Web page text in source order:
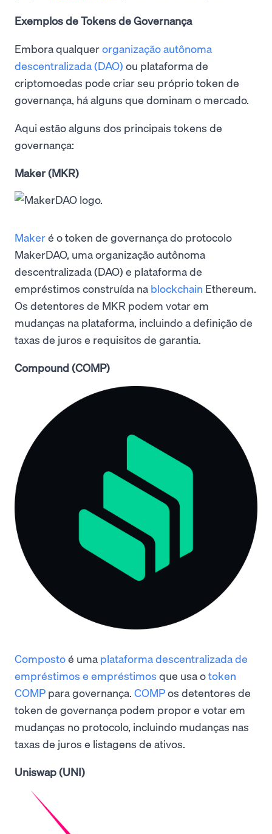
Exemplos de Tokens de Governança
Embora qualquerorganização autônoma
descentralizada (DAO) ou plataforma de
criptomoedas pode criar seu próprio token de
governança, há alguns que dominam o mercado.
Aqui estão alguns dos principais tokens de
governança:
Maker (MKR)
Makeré o token de governança do protocolo
MakerDAO, uma organização autônoma
descentralizada (DAO) e plataforma de
empréstimos construída na blockchain Ethereum.
Os detentores de MKR podem votar em
mudanças na plataforma, incluindo a definição de
taxas de juros e requisitos de garantia.
Compound (COMP)
Compostoé uma plataforma descentralizada de
empréstimos e empréstimos que usa otoken
COMP para governança. COMPos detentores de
token de governança podem propor e votar em
mudanças no protocolo, incluindo mudanças nas
taxas de juros e listagens de ativos.
Uniswap (UNI)